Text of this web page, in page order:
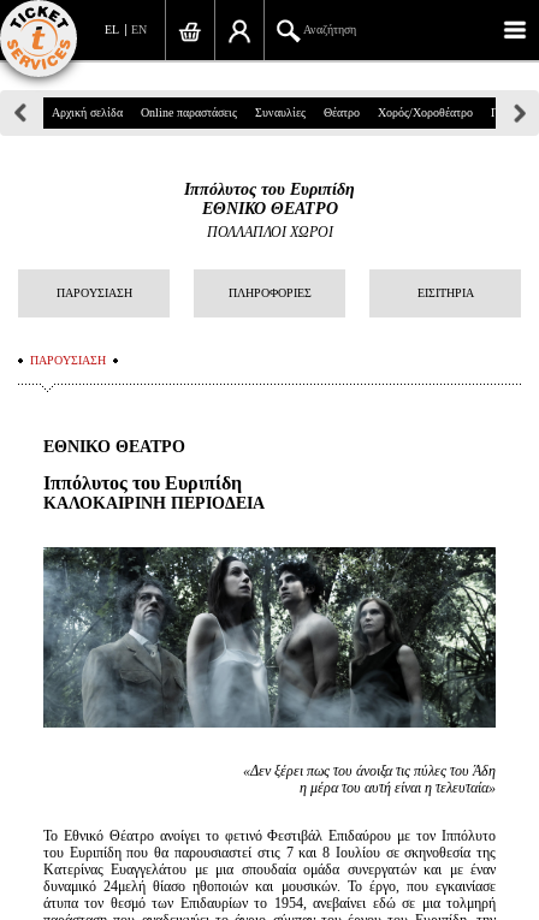
EN
EL Αναζήτηση
Πανεπιστημίου 39, Αθήνα
info@ticketservices.gr
Σύνδεση/Εγγραφή
Πληροφορίες
Αρχική σελίδα Online παραστάσεις Συναυλίες Θέατρο Χορός/Χοροθέατρο Παιδικά
Ιππόλυτος του Ευριπίδη
ΕΘΝΙΚΟ ΘΕΑΤΡΟ
ΠΟΛΛΑΠΛΟΙ ΧΩΡΟΙ
ΠΑΡΟΥΣΙΑΣΗ ΠΛΗΡΟΦΟΡΙΕΣ ΕΙΣΙΤΗΡΙΑ
ΠΑΡΟΥΣΙΑΣΗ
ΕΘΝΙΚΟ ΘΕΑΤΡΟ
Ιππόλυτος του Ευριπίδη
ΚΑΛΟΚΑΙΡΙΝΗ ΠΕΡΙΟΔΕΙΑ
«Δεν ξέρει πως του άνοιξα τις πύλες του Άδη
η μέρα του αυτή είναι η τελευταία»
To Εθνικό Θέατρο ανοίγει το φετινό Φεστιβάλ Επιδαύρου με τον Ιππόλυτο
του Ευριπίδη που θα παρουσιαστεί στις 7 και 8 Ιουλίου σε σκηνοθεσία της
Κατερίνας Ευαγγελάτου με μια σπουδαία ομάδα συνεργατών και με έναν
δυναμικό 24μελή θίασο ηθοποιών και μουσικών. Το έργο, που εγκαινίασε
άτυπα τον θεσμό των Επιδαυρίων το 1954, ανεβαίνει εδώ σε μια τολμηρή